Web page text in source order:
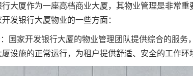
大厦作为一座高档商业大厦，其物业管理是非常
发银行大厦物业的一些方面：
国家开发银行大厦的物业管理团队提供综合的服
设施的正常运行，为租户提供舒适、安全的工作环